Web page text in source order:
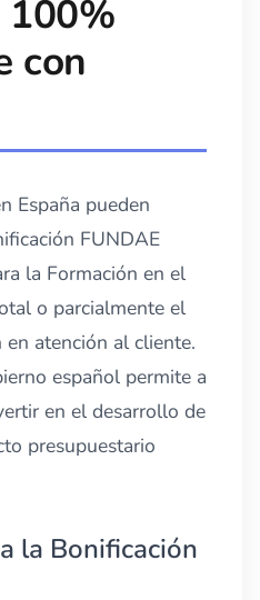
100%
con
España pueden
FUNDAE
la Formación en el
o parcialmente el
atención al cliente.
español permite a
en el desarrollo de
presupuestario
la Bonificación